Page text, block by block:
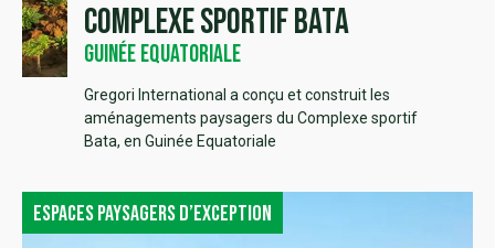
Complexe sportif Bata
Guinée Equatoriale
Gregori International a conçu et construit les
aménagements paysagers du Complexe sportif
Bata, en Guinée Equatoriale
Espaces paysagers d’exception